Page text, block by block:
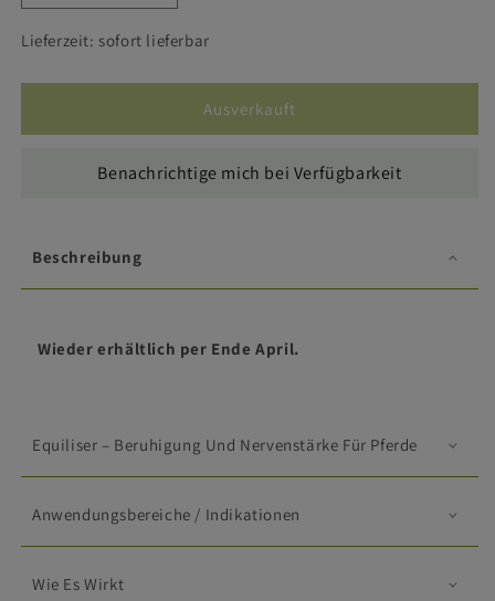
die
Menge
Equiliser
Pferd
die
Menge
Equiliser
Pferd
Lieferzeit: sofort lieferbar
Ausverkauft
Benachrichtige mich bei Verfügbarkeit
Beschreibung
Wieder erhältlich per Ende April.
Equiliser – Beruhigung Und Nervenstärke Für Pferde
Anwendungsbereiche / Indikationen
Wie Es Wirkt